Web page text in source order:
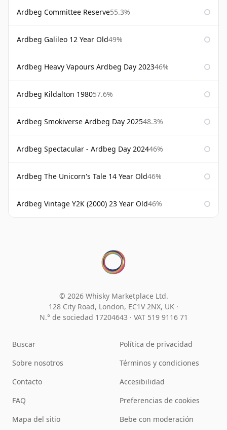
Ardbeg Committee Reserve55.3%
Ardbeg Galileo 12 Year Old49%
Ardbeg Heavy Vapours Ardbeg Day 202346%
Ardbeg Kildalton 198057.6%
Ardbeg Smokiverse Ardbeg Day 202548.3%
Ardbeg Spectacular - Ardbeg Day 202446%
Ardbeg The Unicorn's Tale 14 Year Old46%
Ardbeg Vintage Y2K (2000) 23 Year Old46%
© 2026 Whisky Marketplace Ltd.
128 City Road, London, EC1V 2NX, UK ·
N.° de sociedad 17204643 · VAT 519 9116 71
Buscar
Sobre nosotros
Contacto
FAQ
Mapa del sitio
Política de privacidad
Términos y condiciones
Accesibilidad
Preferencias de cookies
Bebe con moderación